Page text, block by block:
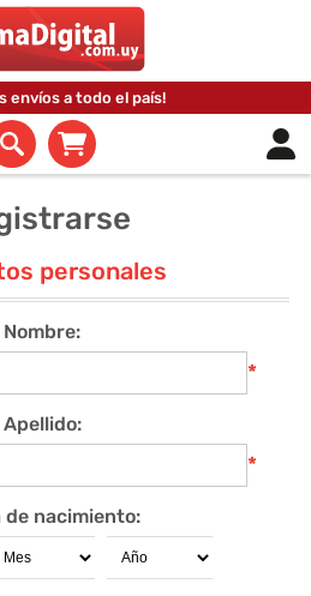
envíos a todo el país!
personales
Nombre:
*
Apellido:
*
de nacimiento: